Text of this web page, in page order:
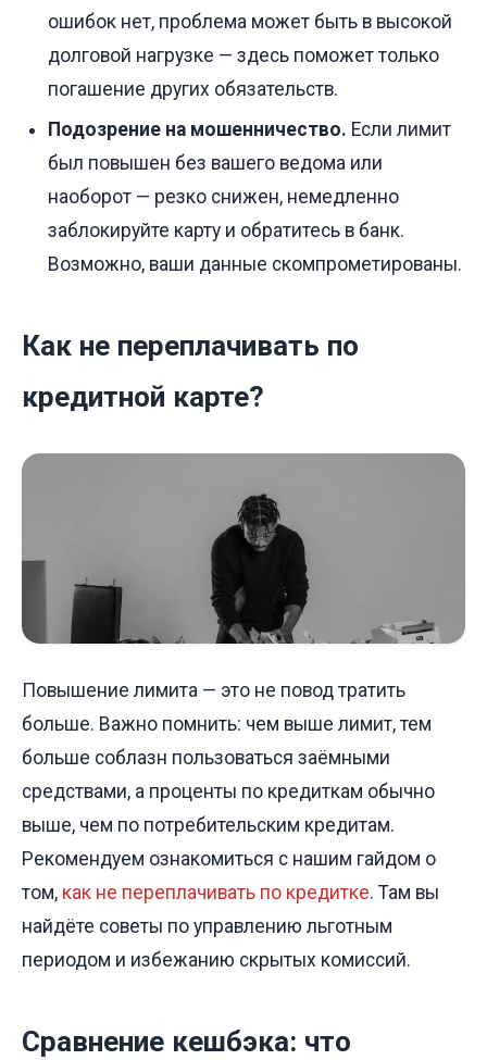
ошибок нет, проблема может быть в высокой
долговой нагрузке — здесь поможет только
погашение других обязательств.
Подозрение на мошенничество. Если лимит
был повышен без вашего ведома или
наоборот — резко снижен, немедленно
заблокируйте карту и обратитесь в банк.
Возможно, ваши данные скомпрометированы.
Как не переплачивать по
кредитной карте?
Повышение лимита — это не повод тратить
больше. Важно помнить: чем выше лимит, тем
больше соблазн пользоваться заёмными
средствами, а проценты по кредиткам обычно
выше, чем по потребительским кредитам.
Рекомендуем ознакомиться с нашим гайдом о
том, как не переплачивать по кредитке. Там вы
найдёте советы по управлению льготным
периодом и избежанию скрытых комиссий.
Сравнение кешбэка: что